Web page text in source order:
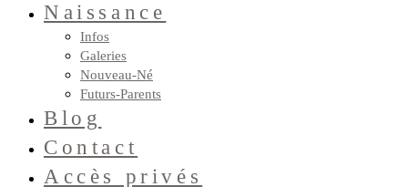
Naissance
Infos
Galeries
Nouveau-Né
Futurs-Parents
Blog
Contact
Accès privés